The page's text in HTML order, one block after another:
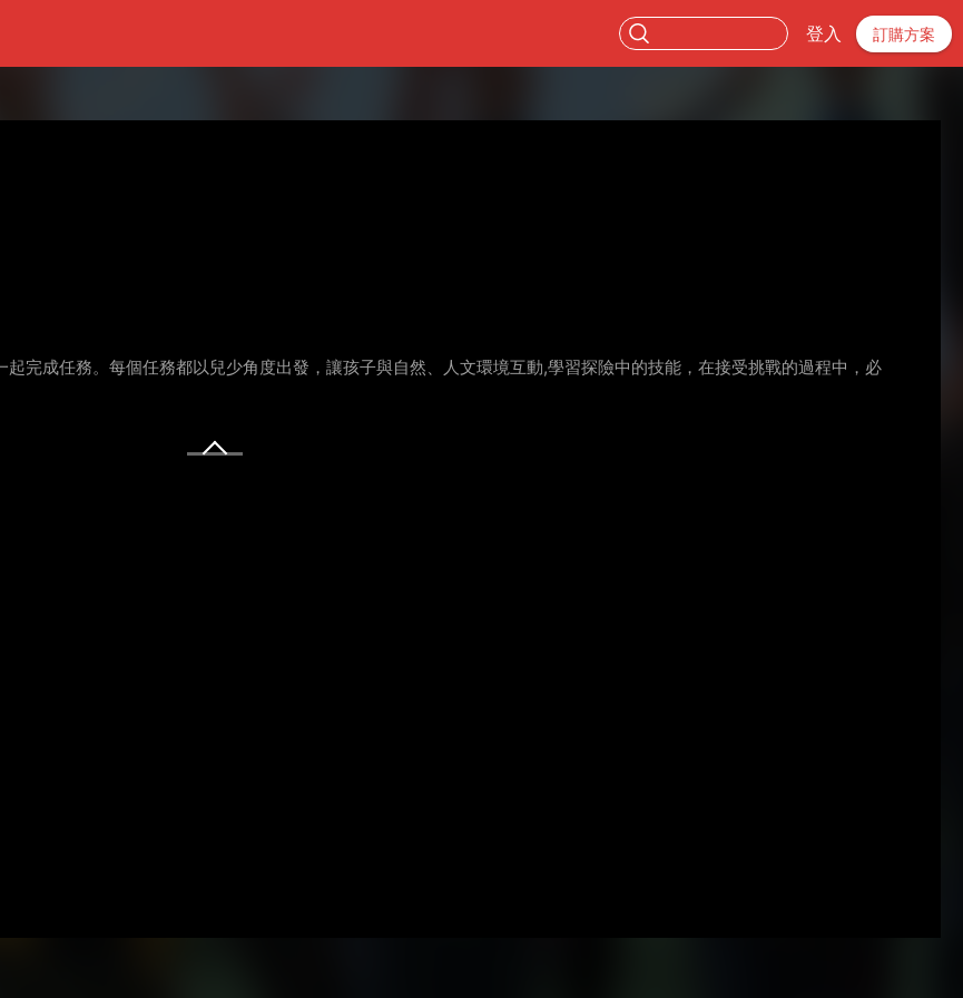
登入 訂購方案
完成任務。每個任務都以兒少角度出發，讓孩子與自然、人文環境互動,學習探險中的技能，在接受挑戰的過程中，必